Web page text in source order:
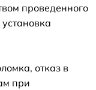
проведенного
отказ в
при